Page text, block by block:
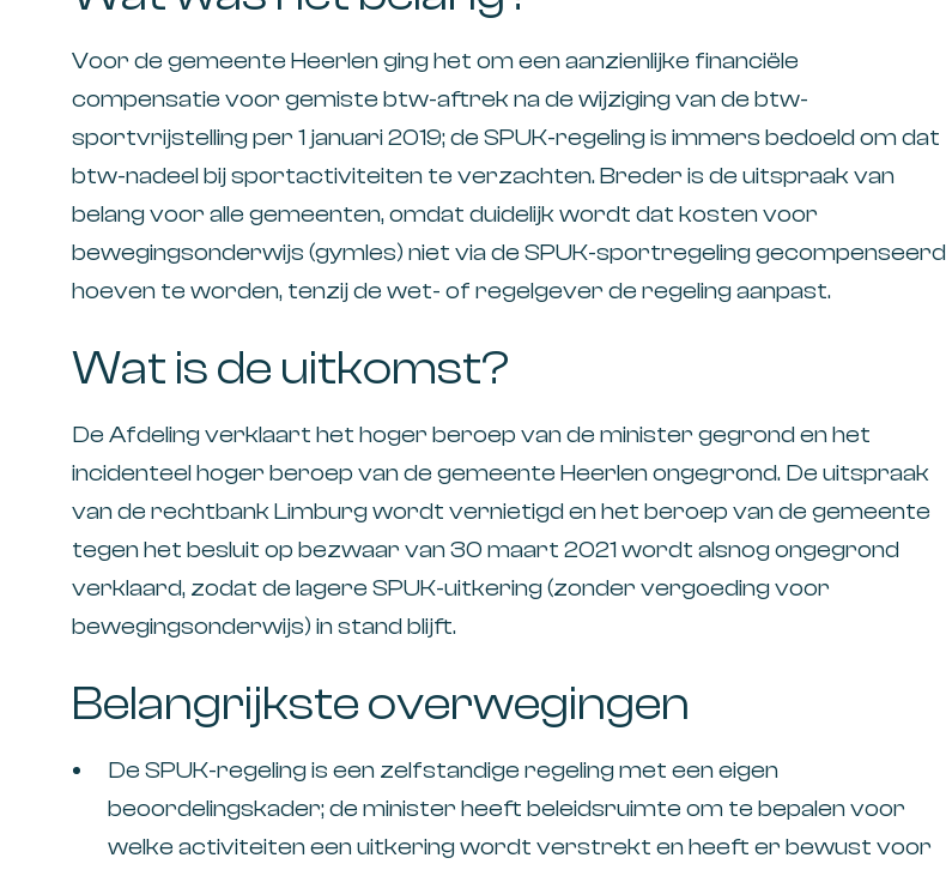
Voor de gemeente Heerlen ging het om een aanzienlijke financiële
compensatie voor gemiste btw-aftrek na de wijziging van de btw-
sportvrijstelling per 1 januari 2019; de SPUK-regeling is immers bedoeld om dat
btw-nadeel bij sportactiviteiten te verzachten. Breder is de uitspraak van
belang voor alle gemeenten, omdat duidelijk wordt dat kosten voor
bewegingsonderwijs (gymles) niet via de SPUK-sportregeling gecompenseerd
hoeven te worden, tenzij de wet- of regelgever de regeling aanpast.
Wat is de uitkomst?
De Afdeling verklaart het hoger beroep van de minister gegrond en het
incidenteel hoger beroep van de gemeente Heerlen ongegrond. De uitspraak
van de rechtbank Limburg wordt vernietigd en het beroep van de gemeente
tegen het besluit op bezwaar van 30 maart 2021 wordt alsnog ongegrond
verklaard, zodat de lagere SPUK-uitkering (zonder vergoeding voor
bewegingsonderwijs) in stand blijft.​
Belangrijkste overwegingen
De SPUK-regeling is een zelfstandige regeling met een eigen
beoordelingskader; de minister heeft beleidsruimte om te bepalen voor
welke activiteiten een uitkering wordt verstrekt en heeft er bewust voor